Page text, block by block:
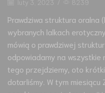
luty 3, 2023 8239
Prawdziwa struktura oralna
wybranych lalkach
mówią o prawdziwej
odpowiadamy na wszystkie
tego przejdziemy, oto
dotarliśmy. W tym miesiącu